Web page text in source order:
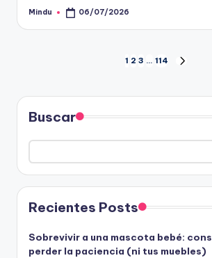
Publicado
Mindu 06/07/2026
Paginación
de
entradas
1 2 3 … 114
Buscar
Recientes Posts
Sobrevivir a una mascota bebé:
perder la paciencia (ni tus muebles)